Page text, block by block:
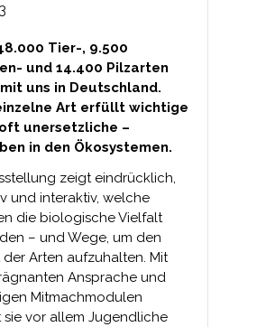
Tier-, 9.500
und 14.400 Pilzarten
uns in Deutschland.
Art erfüllt wichtige
unersetzliche –
in den Ökosystemen.
zeigt eindrücklich,
und interaktiv, welche
die biologische Vielfalt
– und Wege, um den
der Arten aufzuhalten. Mit
Ansprache und
Mitmachmodulen
vor allem Jugendliche